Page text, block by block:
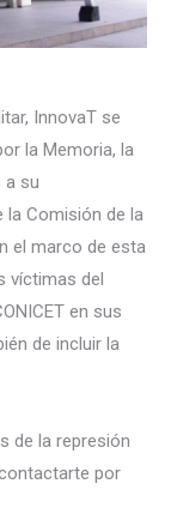
InnovaT se
la Memoria, la
a su
la Comisión de la
el marco de esta
víctimas del
en sus
de incluir la
de la represión
por